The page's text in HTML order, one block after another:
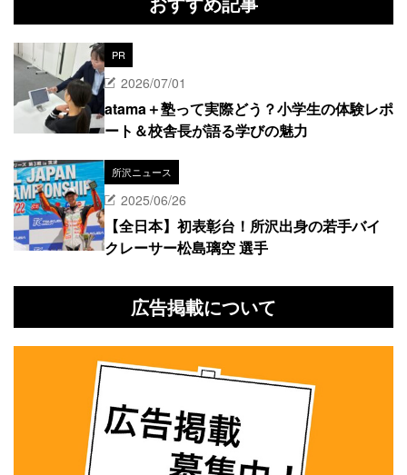
PR
2026/07/01
atama＋塾って実際どう？小学生の体験レポ
ート＆校舎長が語る学びの魅力
所沢ニュース
2025/06/26
【全日本】初表彰台！所沢出身の若手バイ
クレーサー松島璃空 選手
広告掲載について